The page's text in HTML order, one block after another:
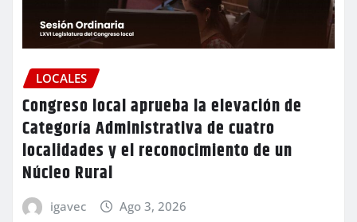
LOCALES
Congreso local aprueba la elevación de
Categoría Administrativa de cuatro
localidades y el reconocimiento de un
Núcleo Rural
igavec Ago 3, 2026